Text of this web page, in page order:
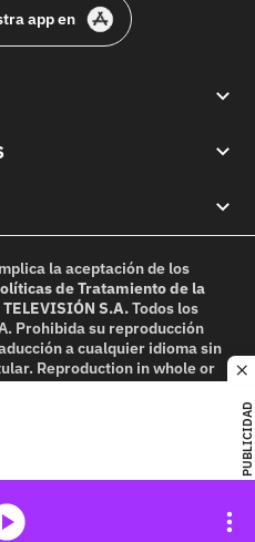
PUBLICIDAD
app en
la aceptación de los
de Tratamiento de la
TELEVISIÓN S.A.Todos los
Prohibida su reproducción
a cualquier idioma sin
Reproduction in whole or
written permission is